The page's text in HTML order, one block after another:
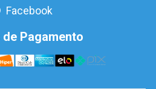
Facebook
Pagamento